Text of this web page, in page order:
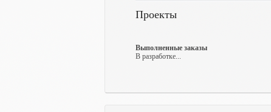
Проекты
Выполненные заказы
В разработке...